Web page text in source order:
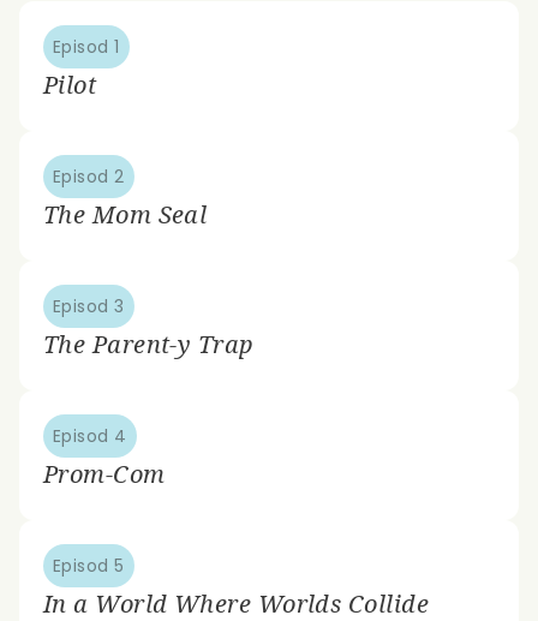
Episod 1
Pilot
Episod 2
The Mom Seal
Episod 3
The Parent-y Trap
Episod 4
Prom-Com
Episod 5
In a World Where Worlds Collide